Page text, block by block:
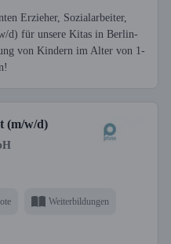
Erzieher, Sozialarbeiter,
d) für unsere Kitas in Berlin-
von Kindern im Alter von 1-
(m/w/d)
Weiterbildungen